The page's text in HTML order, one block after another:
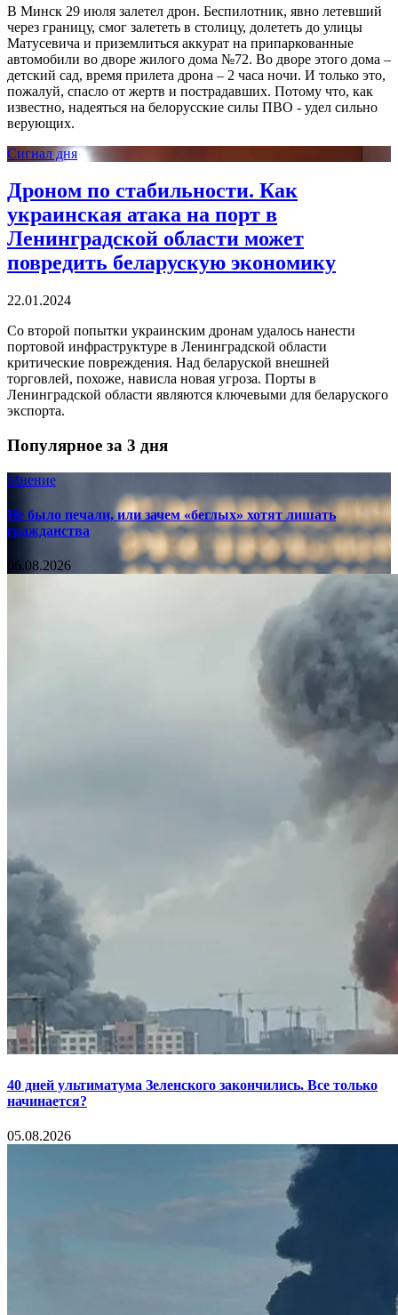
В Минск 29 июля залетел дрон. Беспилотник, явно летевший
через границу, смог залететь в столицу, долететь до улицы
Матусевича и приземлиться аккурат на припаркованные
автомобили во дворе жилого дома №72. Во дворе этого дома –
детский сад, время прилета дрона – 2 часа ночи. И только это,
пожалуй, спасло от жертв и пострадавших. Потому что, как
известно, надеяться на белорусские силы ПВО - удел сильно
верующих.
Сигнал дня
Дроном по стабильности. Как
украинская атака на порт в
Ленинградской области может
повредить беларускую экономику
22.01.2024
Со второй попытки украинским дронам удалось нанести
портовой инфраструктуре в Ленинградской области
критические повреждения. Над беларуской внешней
торговлей, похоже, нависла новая угроза. Порты в
Ленинградской области являются ключевыми для беларуского
экспорта.
Популярное за 3 дня
Мнение
Не было печали, или зачем «беглых» хотят лишать
гражданства
06.08.2026
40 дней ультиматума Зеленского закончились. Все только
начинается?
05.08.2026